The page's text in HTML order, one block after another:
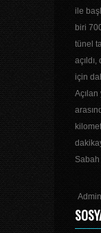
ile
biri
tünel
için
Sabah
Admin